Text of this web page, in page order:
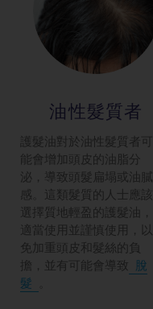
油性髮質者
護髮油對於油性髮質者可
能會增加頭皮的油脂分
泌，導致頭髮扁塌或油膩
感。這類髮質的人士應該
選擇質地輕盈的護髮油，
適當使用並謹慎使用，以
免加重頭皮和髮絲的負
擔，並有可能會導致
脫
髮